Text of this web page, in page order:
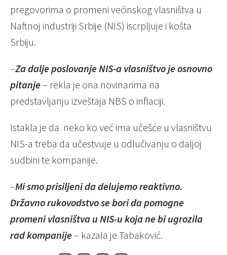
pregovorima o promeni većinskog vlasništva u
Naftnoj industriji Srbije (NIS) iscrpljuje i košta
Srbiju.
–Za dalje poslovanje NIS-a vlasništvo je osnovno
pitanje– rekla je ona novinarima na
predstavljanju izveštaja NBS o inflaciji.
Istakla je da neko ko već ima učešće u vlasništvu
NIS-a treba da učestvuje u odlučivanju o daljoj
sudbini te kompanije.
–Mi smo prisiljeni da delujemo reaktivno.
Državno rukovodstvo se bori da pomogne
promeni vlasništva u NIS-u koja ne bi ugrozila
rad kompanije– kazala je Tabaković.